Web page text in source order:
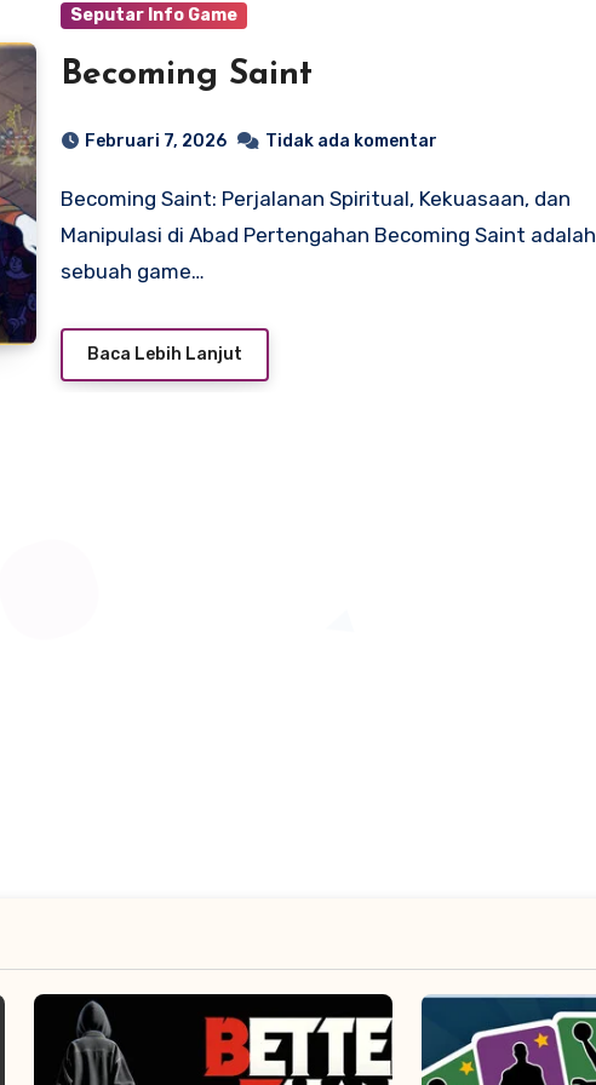
Seputar Info Game
Becoming Saint
Februari 7, 2026 Tidak ada komentar
Becoming Saint: Perjalanan Spiritual, Kekuasaan, dan
Manipulasi di Abad Pertengahan Becoming Saint adalah
sebuah game…
Baca Lebih Lanjut